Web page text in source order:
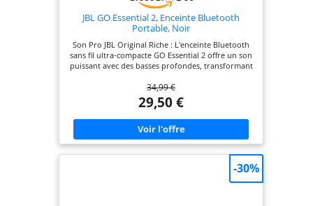
JBL GO Essential 2, Enceinte Bluetooth
Portable, Noir
Son Pro JBL Original Riche : L'enceinte Bluetooth
sans fil ultra-compacte GO Essential 2 offre un son
puissant avec des basses profondes, transformant
musicale ultime Batterie Rechargeable : Avec
jusqu'à 5 h d'écoute sur une seule charge, cette
mini-enceinte vous permet de profiter de vos
morceaux préférés sans interruption, sans vous
soucier de recharger fréquemment Design
résistant à l'eau et à la poussière : Dotée d'une
conception étanche classée IP67, cette enceinte
la piscine, au parc ou ailleurs Disponible en 3
couleurs : La JBL GO Essential 2 s'adapte à votre
34,99 €
29,50 €
-30%